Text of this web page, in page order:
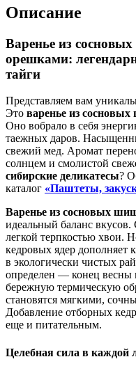
Описание
Варенье из
орешками:
тайги
Представляем вам
Это варенье из
Оно вобрало в себя
таежных даров.
свежий мед. Аромат
солнцем и смолистой
сибирские деликатесы?
каталог «Паштеты,
Варенье из сосновых
идеальный баланс вкусов.
легкой терпкостью хвои.
кедровых ядер
в экологически чистых
определен — конец весны
бережную термическую
становятся мягкими,
Добавление отборных
еще и питательным.
Целебная сила в каждой